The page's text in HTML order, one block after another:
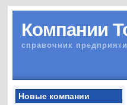
Компании
справочник
Новые компании